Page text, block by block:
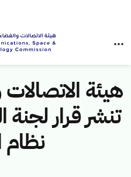
هيئة الاتصالات
تنشر قرار
نظام